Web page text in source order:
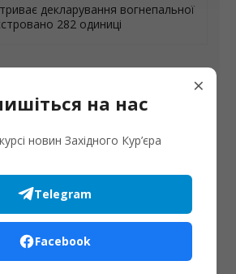
декларування вогнепальної
282 одиниці
сквері
лавок
×
на нас
новин Західного Кур’єра
Telegram
Facebook